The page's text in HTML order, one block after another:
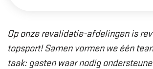
Op onze revalidatie-afdelingen is
topsport! Samen vormen we één
taak: gasten waar nodig